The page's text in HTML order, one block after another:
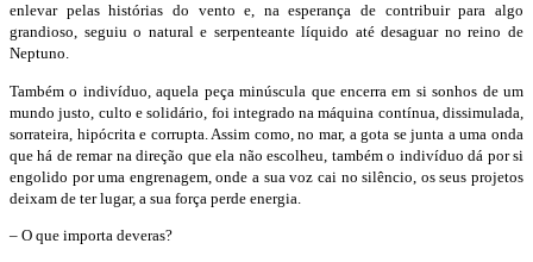
enlevar pelas histórias do vento e, na esperança de contribuir para algo
grandioso, seguiu o natural e serpenteante líquido até desaguar no reino de
Neptuno.
Também o indivíduo, aquela peça minúscula que encerra em si sonhos de um
mundo justo, culto e solidário, foi integrado na máquina contínua, dissimulada,
sorrateira, hipócrita e corrupta. Assim como, no mar, a gota se junta a uma onda
que há de remar na direção que ela não escolheu, também o indivíduo dá por si
engolido por uma engrenagem, onde a sua voz cai no silêncio, os seus projetos
deixam de ter lugar, a sua força perde energia.
– O que importa deveras?